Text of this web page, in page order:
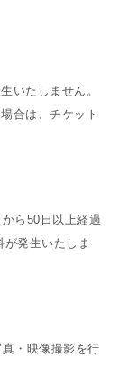
いたしません。
合は、チケット
ら50日以上経過
発生いたしま
・映像撮影を行